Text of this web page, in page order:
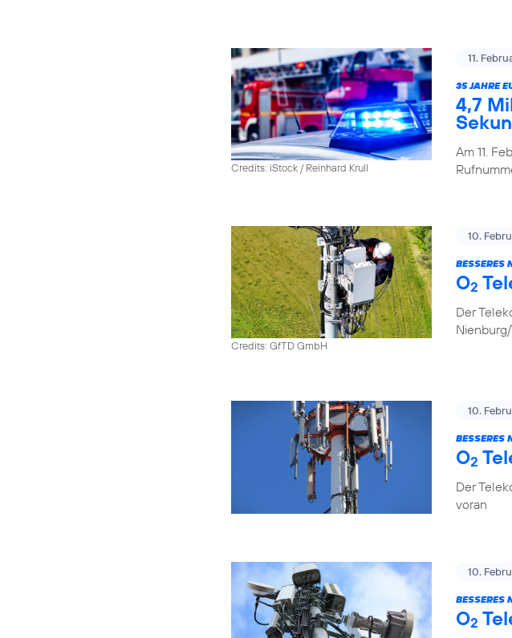
Credits: iStock / Reinhard Krull
11.
35 JAHRE
4,7
Am 11.
Credits: GfTD GmbH
10.
BESSERES
O2
Der
10.
BESSERES
O2
Der
voran
10.
BESSERES
O2